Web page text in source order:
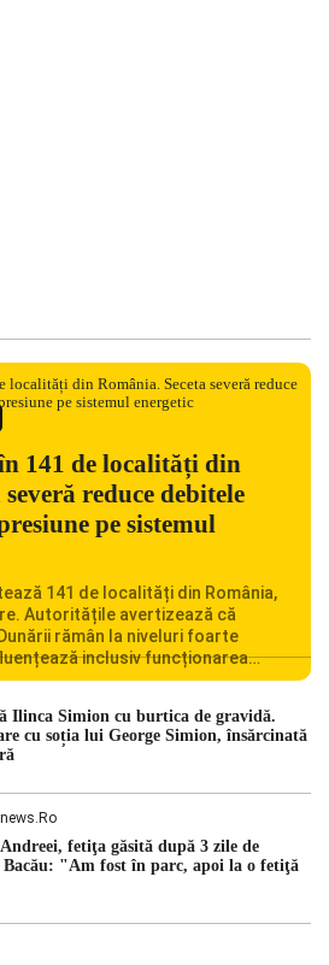
141 de localități din
reduce debitele
pe sistemul
141 de localități din România,
Autoritățile avertizează că
rămân la niveluri foarte
inclusiv funcționarea
Cernavodă. România se confruntă
perioade din punct de vedere
Lipsa […]
Ilinca Simion cu burtica de gravidă.
cu soția lui George Simion, însărcinată
fetiţa găsită după 3 zile de
"Am fost în parc, apoi la o fetiţă